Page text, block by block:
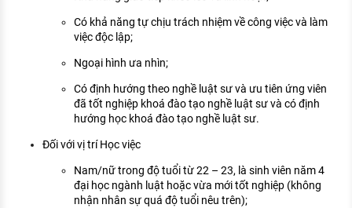
Có khả năng tự chịu trách nhiệm về công việc và làm
việc độc lập;
Ngoại hình ưa nhìn;
Có định hướng theo nghề luật sư và ưu tiên ứng viên
đã tốt nghiệp khoá đào tạo nghề luật sư và có định
hướng học khoá đào tạo nghề luật sư.
Đối với vị trí Học việc
Nam/nữ trong độ tuổi từ 22 – 23, là sinh viên năm 4
đại học ngành luật hoặc vừa mới tốt nghiệp (không
nhận nhân sự quá độ tuổi nêu trên);